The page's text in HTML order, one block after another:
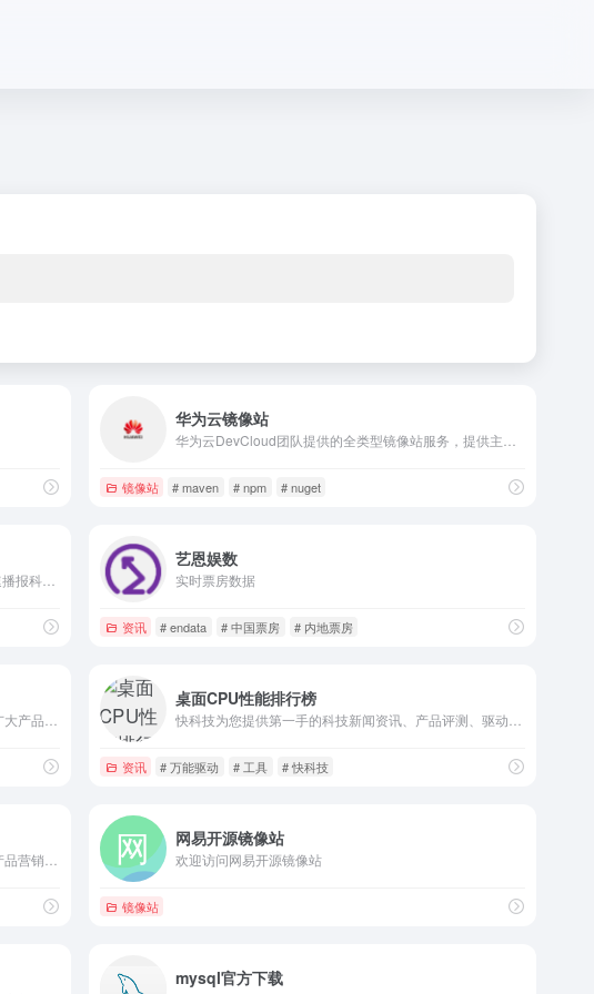
华为云镜像站
镜像站 # maven # npm # nuget
IT之家，青岛软媒旗下的前沿科技门户网站。快速播报科技行业新闻头条快讯和手机数码产品评测，关注智能车电动车、AR/VR虚拟现实、苹果iOS/iPadOS、鸿蒙OS、谷歌Android、微软Win11/Win10/Win7，紧盯iPhone/iPad、安卓智能设备手机等数码潮流。
艺恩娱数
实时票房数据
资讯 # endata # 中国票房 # 内地票房
桌面CPU性能排行榜
资讯 # 万能驱动 # 工具 # 快科技
网易开源镜像站
欢迎访问网易开源镜像站
镜像站
mysql官方下载